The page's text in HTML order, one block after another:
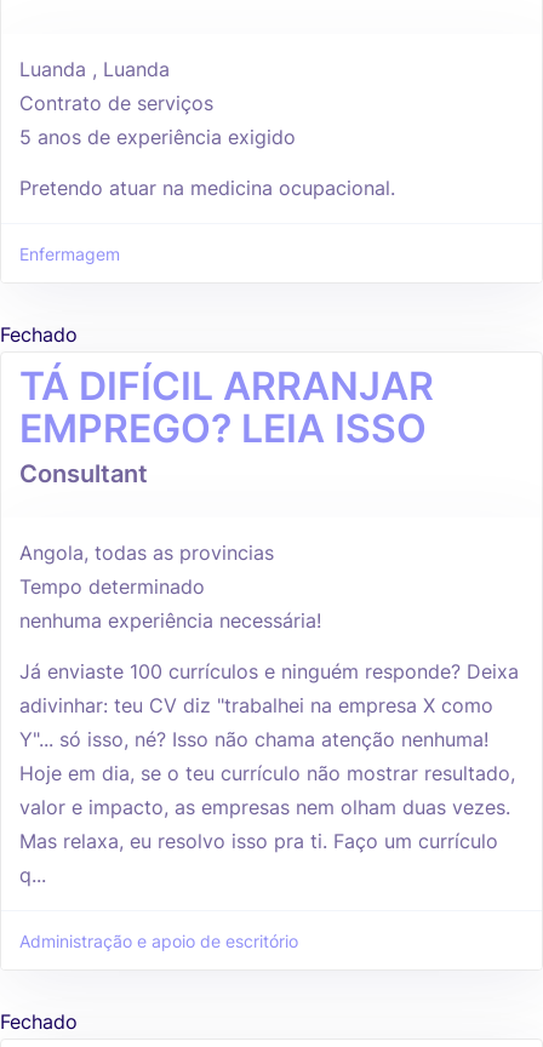
Luanda , Luanda
Contrato de serviços
5 anos de experiência exigido
Pretendo atuar na medicina ocupacional.
Enfermagem
Fechado
TÁ DIFÍCIL ARRANJAR
EMPREGO? LEIA ISSO
Consultant
Angola, todas as provincias
Tempo determinado
nenhuma experiência necessária!
Já enviaste 100 currículos e ninguém responde? Deixa
adivinhar: teu CV diz "trabalhei na empresa X como
Y"... só isso, né? Isso não chama atenção nenhuma!
Hoje em dia, se o teu currículo não mostrar resultado,
valor e impacto, as empresas nem olham duas vezes.
Mas relaxa, eu resolvo isso pra ti. Faço um currículo
q...
Administração e apoio de escritório
Fechado